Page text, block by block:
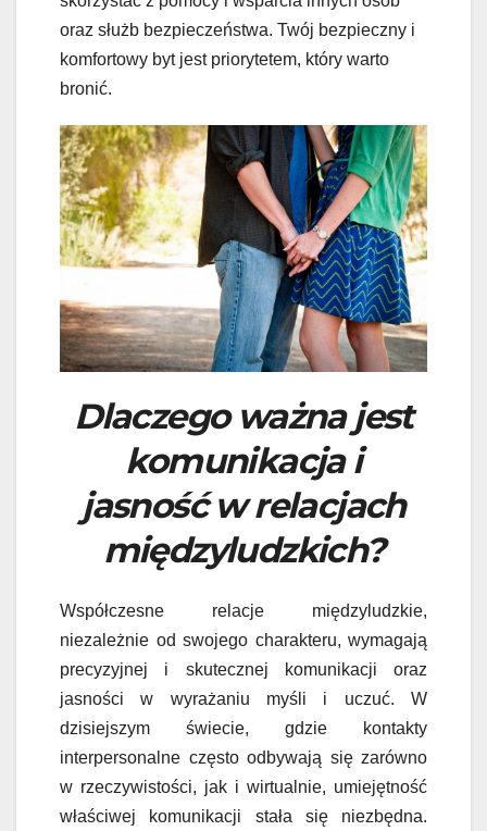
oraz służb bezpieczeństwa. Twój bezpieczny i
komfortowy byt jest priorytetem, który warto
bronić.
Dlaczego ważna jest
komunikacja i
jasność w relacjach
międzyludzkich?
Współczesne relacje międzyludzkie,
niezależnie od swojego charakteru, wymagają
precyzyjnej i skutecznej komunikacji oraz
jasności w wyrażaniu myśli i uczuć. W
dzisiejszym świecie, gdzie kontakty
interpersonalne często odbywają się zarówno
w rzeczywistości, jak i wirtualnie, umiejętność
właściwej komunikacji stała się niezbędna.